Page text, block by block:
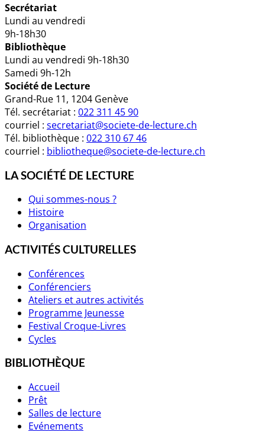
Secrétariat
Lundi au vendredi
9h-18h30
Bibliothèque
Lundi au vendredi 9h-18h30
Samedi 9h-12h
Société de Lecture
Grand-Rue 11, 1204 Genève
Tél. secrétariat : 022 311 45 90
courriel : secretariat@societe-de-lecture.ch
Tél. bibliothèque : 022 310 67 46
courriel : bibliotheque@societe-de-lecture.ch
LA SOCIÉTÉ DE LECTURE
Qui sommes-nous ?
Histoire
Organisation
ACTIVITÉS CULTURELLES
Conférences
Conférenciers
Ateliers et autres activités
Programme Jeunesse
Festival Croque-Livres
Cycles
BIBLIOTHÈQUE
Accueil
Prêt
Salles de lecture
Evénements